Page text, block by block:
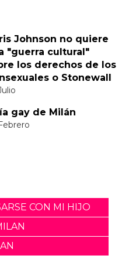
Johnson no quiere
"guerra cultural"
los derechos de los
o Stonewall
gay de Milán
CON MI HIJO